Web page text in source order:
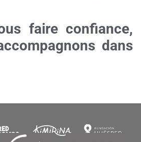
faire confiance,
dans